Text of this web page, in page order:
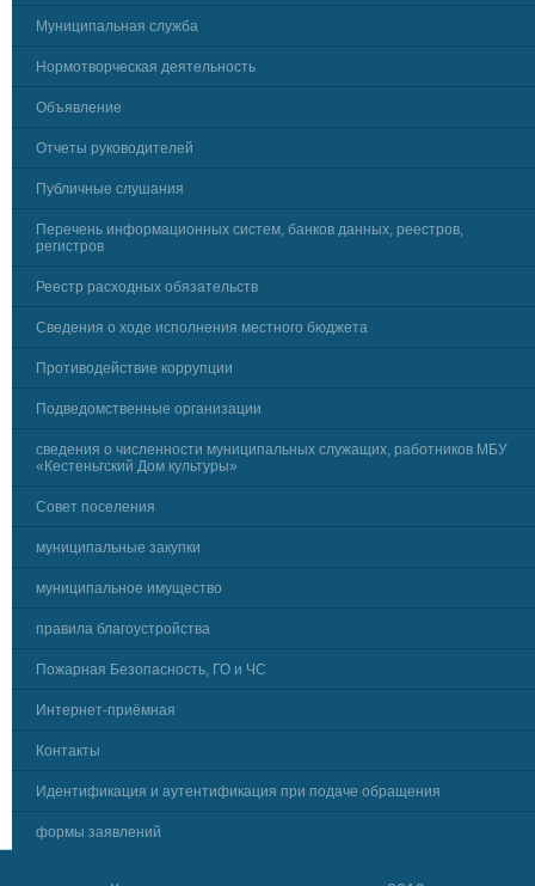
Муниципальная служба
Нормотворческая деятельность
Объявление
Отчеты руководителей
Публичные слушания
Перечень информационных систем, банков данных, реестров,
регистров
Реестр расходных обязательств
Сведения о ходе исполнения местного бюджета
Противодействие коррупции
Подведомственные организации
сведения о численности муниципальных служащих, работников МБУ
«Кестеньгский Дом культуры»
Совет поселения
муниципальные закупки
муниципальное имущество
правила благоустройства
Пожарная Безопасность, ГО и ЧС
Интернет-приёмная
Контакты
Идентификация и аутентификация при подаче обращения
формы заявлений